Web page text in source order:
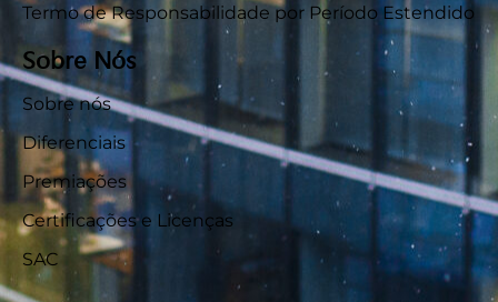
Termo de Responsabilidade por Período Estendido
Sobre Nós
Sobre nós
Diferenciais
Premiações
Certificações e Licenças
SAC